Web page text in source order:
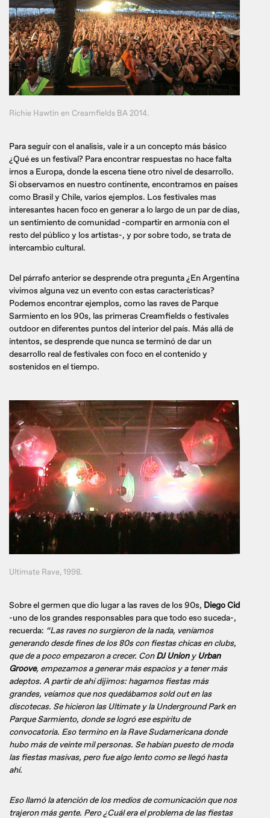
Richie Hawtin en Creamfields BA 2014.
Para seguir con el analisis, vale ir a un concepto más básico
¿Qué es un festival? Para encontrar respuestas no hace falta
irnos a Europa, donde la escena tiene otro nivel de desarrollo.
Si observamos en nuestro continente, encontramos en países
como Brasil y Chile, varios ejemplos. Los festivales mas
interesantes hacen foco en generar a lo largo de un par de días,
un sentimiento de comunidad -compartir en armonía con el
resto del público y los artistas-, y por sobre todo, se trata de
intercambio cultural.
Del párrafo anterior se desprende otra pregunta ¿En Argentina
vivimos alguna vez un evento con estas características?
Podemos encontrar ejemplos, como las raves de Parque
Sarmiento en los 90s, las primeras Creamfields o festivales
outdoor en diferentes puntos del interior del país. Más allá de
intentos, se desprende que nunca se terminó de dar un
desarrollo real de festivales con foco en el contenido y
sostenidos en el tiempo.
Ultimate Rave, 1998.
Sobre el germen que dio lugar a las raves de los 90s, Diego Cid
-uno de los grandes responsables para que todo eso suceda-,
recuerda: “Las raves no surgieron de la nada, veníamos
generando desde fines de los 80s con fiestas chicas en clubs,
que de a poco empezaron a crecer. ConDJ Uniony Urban
Groove, empezamos a generar más espacios y a tener más
adeptos. A partir de ahí dijimos: hagamos fiestas más
grandes, veíamos que nos quedábamos sold out en las
discotecas. Se hicieron las Ultimate y la Underground Park en
Parque Sarmiento, donde se logró ese espíritu de
convocatoria. Eso termino en la Rave Sudamericana donde
hubo más de veinte mil personas. Se habían puesto de moda
las fiestas masivas, pero fue algo lento como se llegó hasta
ahí.
Eso llamó la atención de los medios de comunicación que nos
trajeron más gente. Pero ¿Cuál era el problema de las fiestas